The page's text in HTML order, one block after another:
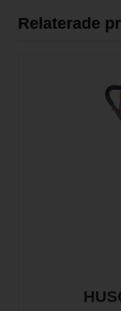
Relaterade